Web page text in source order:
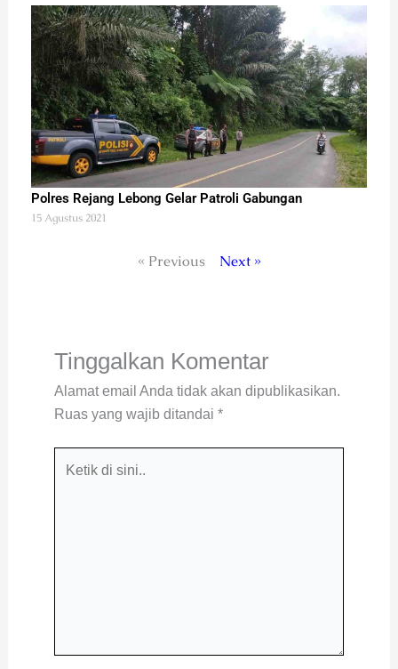
Polres Rejang Lebong Gelar Patroli Gabungan
15 Agustus 2021
« Previous Next »
Tinggalkan Komentar
Alamat email Anda tidak akan dipublikasikan.
Ruas yang wajib ditandai *